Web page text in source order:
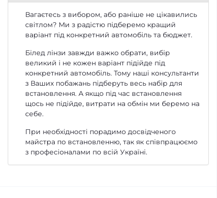
Вагаєтесь з вибором, або раніше не цікавились
світлом? Ми з радістю підберемо кращий
варіант під конкретний автомобіль та бюджет.
Білед лінзи завжди важко обрати, вибір
великий і не кожен варіант підійде під
конкретний автомобіль. Тому наші консультанти
з Ваших побажань підберуть весь набір для
встановлення. А якщо під час встановлення
щось не підійде, витрати на обмін ми беремо на
себе.
При необхідності порадимо досвідченого
майстра по встановленню, так як співпрацюємо
з професіоналами по всій Україні.